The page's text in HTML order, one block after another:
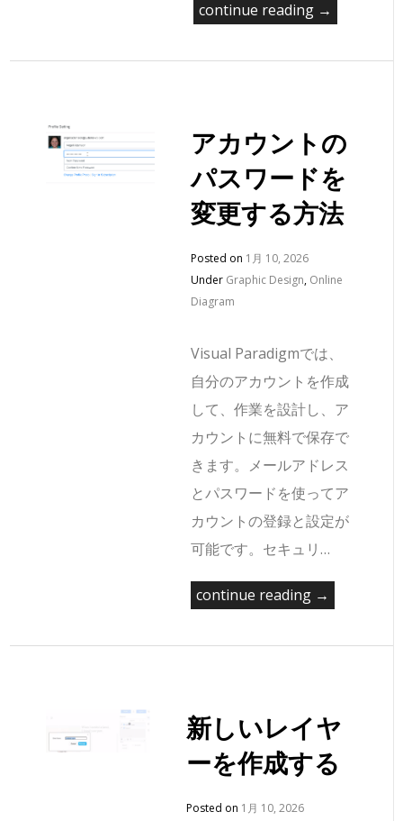
continue reading →
アカウントの
パスワードを
変更する方法
Posted on 1月 10, 2026
Under Graphic Design, Online
Diagram
Visual Paradigmでは、
自分のアカウントを作成
して、作業を設計し、ア
カウントに無料で保存で
きます。メールアドレス
とパスワードを使ってア
カウントの登録と設定が
可能です。セキュリ…
continue reading →
新しいレイヤ
ーを作成する
Posted on 1月 10, 2026